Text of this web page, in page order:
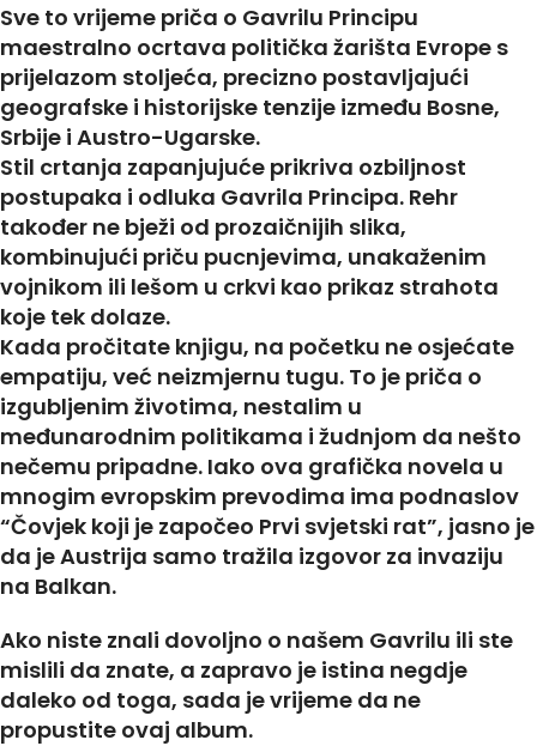
Sve to vrijeme priča o Gavrilu Principu
maestralno ocrtava politička žarišta Evrope s
prijelazom stoljeća, precizno postavljajući
geografske i historijske tenzije između Bosne,
Srbije i Austro-Ugarske.
Stil crtanja zapanjujuće prikriva ozbiljnost
postupaka i odluka Gavrila Principa. Rehr
također ne bježi od prozaičnijih slika,
kombinujući priču pucnjevima, unakaženim
vojnikom ili lešom u crkvi kao prikaz strahota
koje tek dolaze.
Kada pročitate knjigu, na početku ne osjećate
empatiju, već neizmjernu tugu. To je priča o
izgubljenim životima, nestalim u
međunarodnim politikama i žudnjom da nešto
nečemu pripadne. Iako ova grafička novela u
mnogim evropskim prevodima ima podnaslov
“Čovjek koji je započeo Prvi svjetski rat”, jasno je
da je Austrija samo tražila izgovor za invaziju
na Balkan.
Ako niste znali dovoljno o našem Gavrilu ili ste
mislili da znate, a zapravo je istina negdje
daleko od toga, sada je vrijeme da ne
propustite ovaj album.